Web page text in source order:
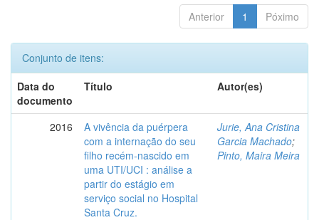
Anterior 1 Póximo
Conjunto de itens:
Data do
documento
Título Autor(es)
2016
A vivência da puérpera
com a internação do seu
filho recém-nascido em
uma UTI/UCI : análise a
partir do estágio em
serviço social no Hospital
Santa Cruz.
Jurie, Ana Cristina
Garcia Machado;
Pinto, Maira Meira